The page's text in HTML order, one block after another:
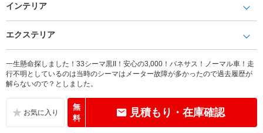
インテリア
エクステリア
一生懸命探しました！33シーマ黒II！安心の3,000！バネサス！ノーマル車！走
行不明としているのは当時のシーマはメーター故障が多かったので過去履歴が
解らないので？としました。
無
料
見積もり・在庫確認